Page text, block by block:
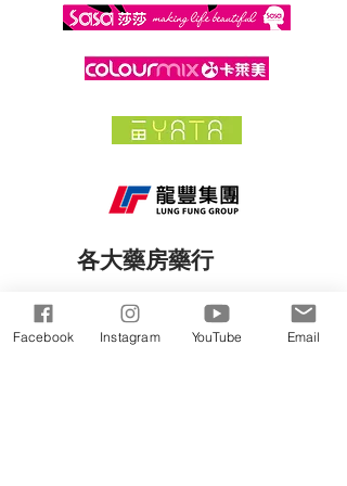
各大藥房藥行
指定診所及醫院
Facebook Instagram YouTube Email